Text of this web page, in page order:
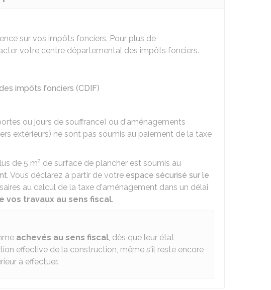
sur vos impôts fonciers. Pour plus de
votre centre départemental des impôts fonciers.
impôts fonciers (CDIF)
ou jours de souffrance) ou d'aménagements
extérieurs) ne sont pas soumis au paiement de la taxe
de 5 m² de surface de plancher est soumis au
. Vous déclarez à partir de votre espace sécurisé sur le
au calcul de la taxe d'aménagement dans un délai
vos travaux au sens fiscal.
achevés au sens fiscal, dès que leur état
effective de la construction, même s'il reste encore
à effectuer.